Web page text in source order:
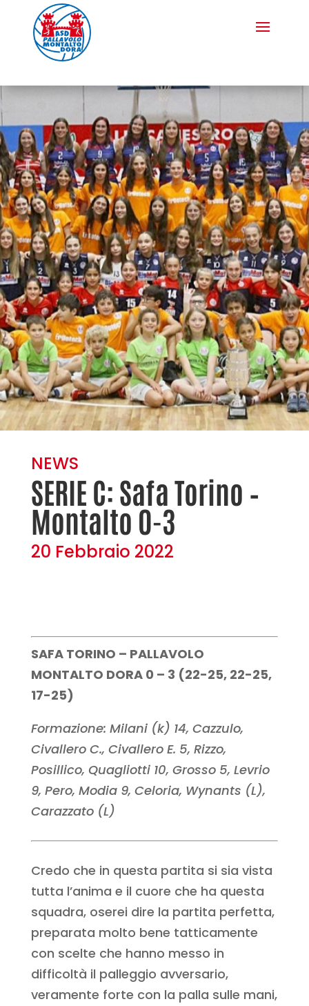
NEWS
SERIE C: Safa Torino –
Montalto 0-3
20 Febbraio 2022
SAFA TORINO – PALLAVOLO
MONTALTO DORA 0 – 3 (22-25, 22-25,
17-25)
Formazione: Milani (k) 14, Cazzulo,
Civallero C., Civallero E. 5, Rizzo,
Posillico, Quagliotti 10, Grosso 5, Levrio
9, Pero, Modia 9, Celoria, Wynants (L),
Carazzato (L)
Credo che in questa partita si sia vista
tutta l’anima e il cuore che ha questa
squadra, oserei dire la partita perfetta,
preparata molto bene tatticamente
con scelte che hanno messo in
difficoltà il palleggio avversario,
veramente forte con la palla sulle mani,